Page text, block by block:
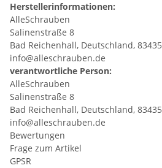
Herstellerinformationen:
AlleSchrauben
Salinenstraße 8
Bad Reichenhall, Deutschland, 83435
info@alleschrauben.de
verantwortliche Person:
AlleSchrauben
Salinenstraße 8
Bad Reichenhall, Deutschland, 83435
info@alleschrauben.de
Bewertungen
Frage zum Artikel
GPSR